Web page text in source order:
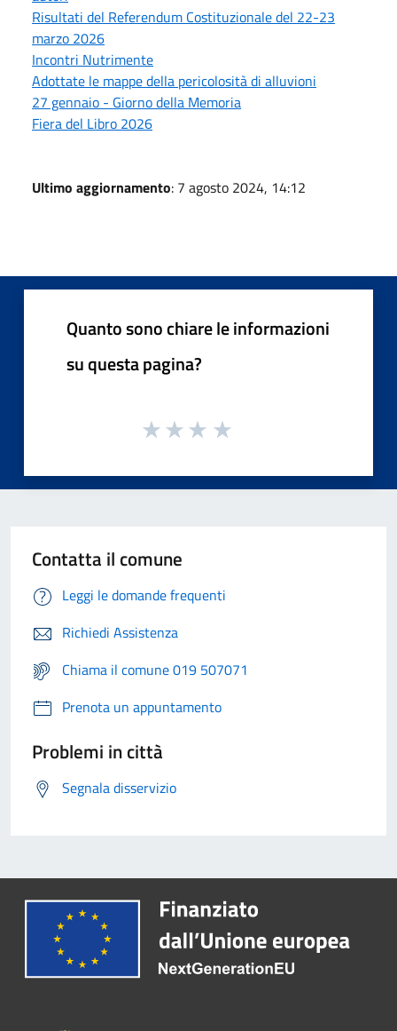
Risultati del Referendum Costituzionale del 22-23
marzo 2026
Incontri Nutrimente
Adottate le mappe della pericolosità di alluvioni
27 gennaio - Giorno della Memoria
Fiera del Libro 2026
Ultimo aggiornamento: 7 agosto 2024, 14:12
Quanto sono chiare le informazioni
su questa pagina?
Contatta il comune
Leggi le domande frequenti
Richiedi Assistenza
Chiama il comune 019 507071
Prenota un appuntamento
Problemi in città
Segnala disservizio